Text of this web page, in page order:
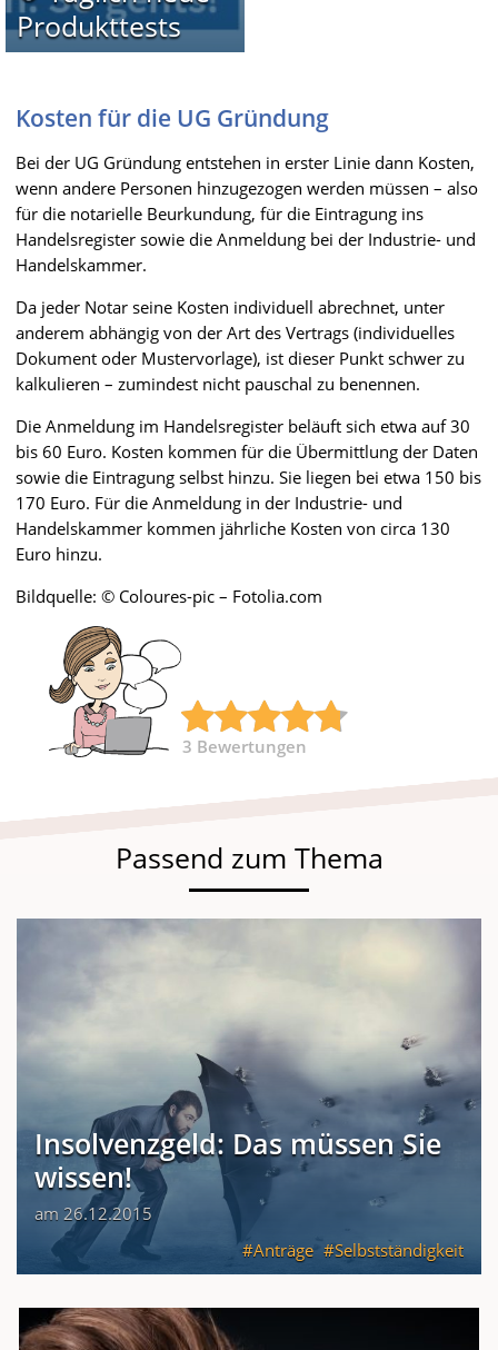
Produkttests
Kosten für die UG Gründung
Bei der UG Gründung entstehen in erster Linie dann Kosten,
wenn andere Personen hinzugezogen werden müssen – also
für die notarielle Beurkundung, für die Eintragung ins
Handelsregister sowie die Anmeldung bei der Industrie- und
Handelskammer.
Da jeder Notar seine Kosten individuell abrechnet, unter
anderem abhängig von der Art des Vertrags (individuelles
Dokument oder Mustervorlage), ist dieser Punkt schwer zu
kalkulieren – zumindest nicht pauschal zu benennen.
Die Anmeldung im Handelsregister beläuft sich etwa auf 30
bis 60 Euro. Kosten kommen für die Übermittlung der Daten
sowie die Eintragung selbst hinzu. Sie liegen bei etwa 150 bis
170 Euro. Für die Anmeldung in der Industrie- und
Handelskammer kommen jährliche Kosten von circa 130
Euro hinzu.
Bildquelle: © Coloures-pic – Fotolia.com
3 Bewertungen
Passend zum Thema
Insolvenzgeld: Das müssen Sie
wissen!
am 26.12.2015
Anträge
Selbstständigkeit